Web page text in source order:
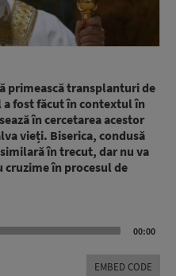
primească transplanturi de
fost făcut în contextul în
în cercetarea acestor
vieți. Biserica, condusă
în trecut, dar nu va
în procesul de
00:00
EMBED CODE